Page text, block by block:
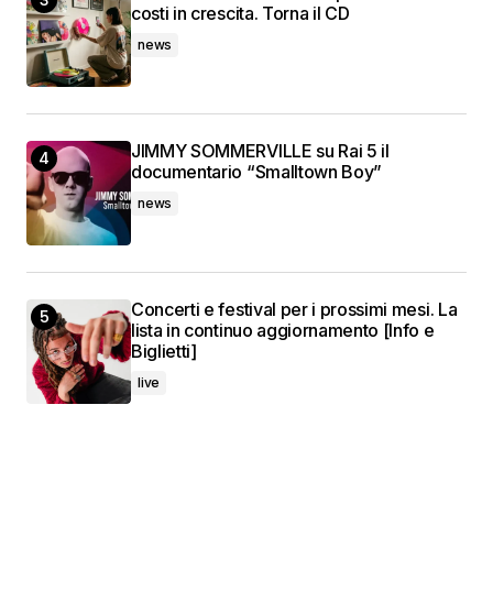
costi in crescita. Torna il CD
news
JIMMY SOMMERVILLE su Rai 5 il
documentario “Smalltown Boy”
news
Concerti e festival per i prossimi mesi. La
lista in continuo aggiornamento [Info e
Biglietti]
live